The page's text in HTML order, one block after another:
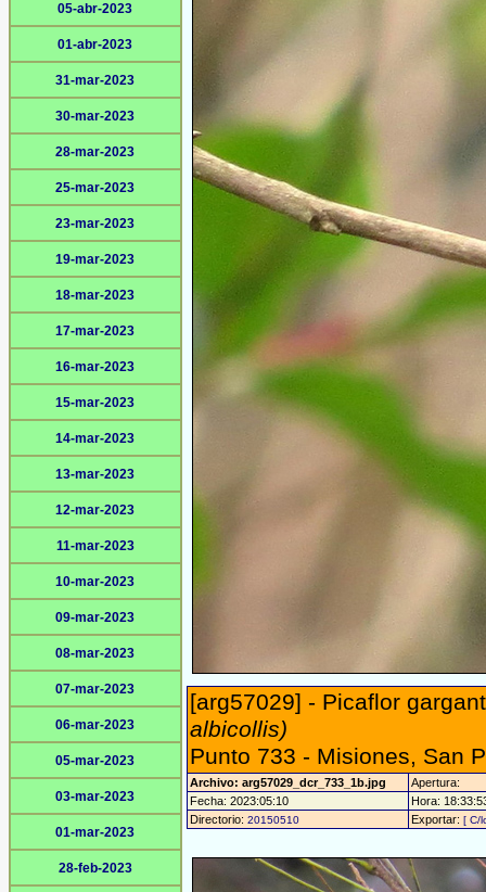
05-abr-2023
01-abr-2023
31-mar-2023
30-mar-2023
28-mar-2023
25-mar-2023
23-mar-2023
19-mar-2023
18-mar-2023
17-mar-2023
16-mar-2023
15-mar-2023
14-mar-2023
13-mar-2023
12-mar-2023
11-mar-2023
10-mar-2023
09-mar-2023
08-mar-2023
07-mar-2023
06-mar-2023
05-mar-2023
03-mar-2023
01-mar-2023
28-feb-2023
[arg57029] - Picaflor
albicollis)
Punto 733 - Misiones, San
Archivo: arg57029_dcr_733_1b.jpg
Apertura:
Fecha: 2023:05:10
Hora:
Directorio: 20150510 Exportar: [ C/